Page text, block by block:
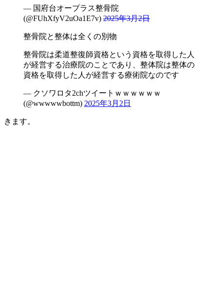
— 国府台オープラス整骨院
(@FUhXfyV2uOa1E7v) 2025年3月2日
整骨院と整体は全くの別物
整骨院は柔道整復師資格という資格を取得した人
が経営する治療院のことであり、整体院は整体の
資格を取得した人が経営する療術院なのです
— クソワロタ2chツイートｗｗｗｗｗｗ
(@wwwwwbottm) 2025年3月2日
きます。